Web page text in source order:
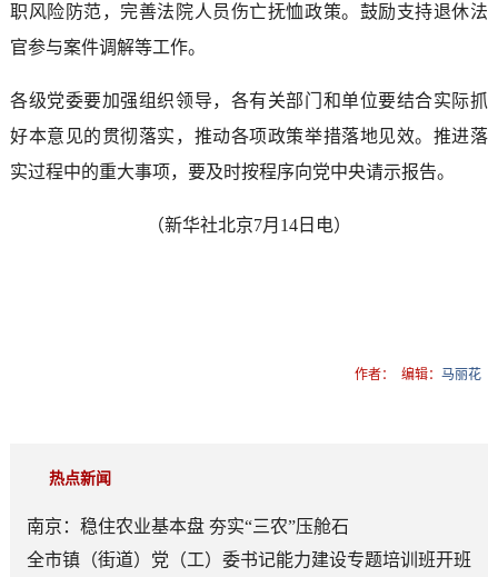
职风险防范，完善法院人员伤亡抚恤政策。鼓励支持退休法
官参与案件调解等工作。
各级党委要加强组织领导，各有关部门和单位要结合实际抓
好本意见的贯彻落实，推动各项政策举措落地见效。推进落
实过程中的重大事项，要及时按程序向党中央请示报告。
（新华社北京7月14日电）
作者： 编辑：马丽花
热点新闻
南京：稳住农业基本盘 夯实“三农”压舱石
全市镇（街道）党（工）委书记能力建设专题培训班开班